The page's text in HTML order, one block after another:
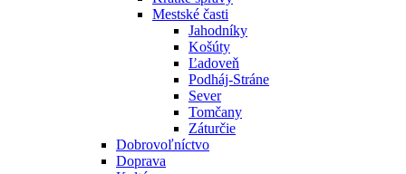
Mestské časti
Jahodníky
Košúty
Ľadoveň
Podháj-Stráne
Sever
Tomčany
Záturčie
Dobrovoľníctvo
Doprava